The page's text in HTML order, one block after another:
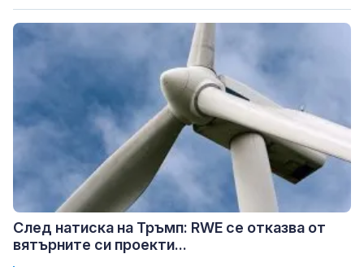
След натиска на Тръмп: RWE се отказва от
вятърните си проекти...